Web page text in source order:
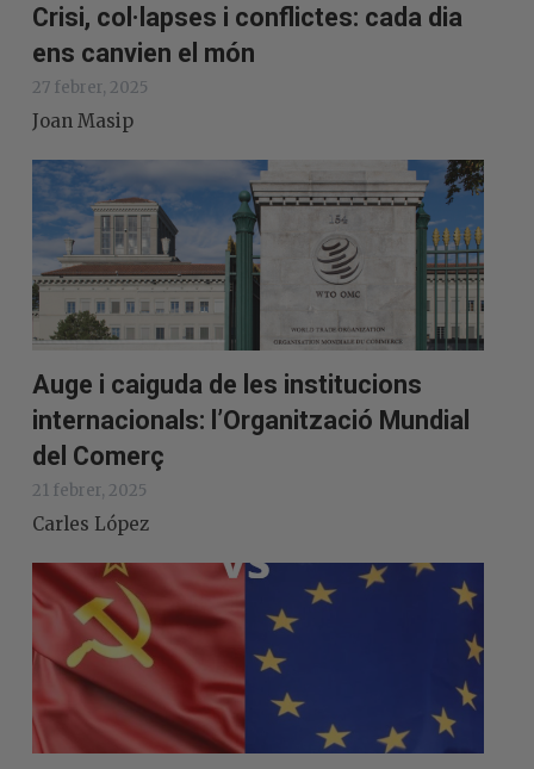
Crisi, col·lapses i conflictes: cada dia
ens canvien el món
27 febrer, 2025
Joan Masip
Auge i caiguda de les institucions
internacionals: l’Organització Mundial
del Comerç
21 febrer, 2025
Carles López